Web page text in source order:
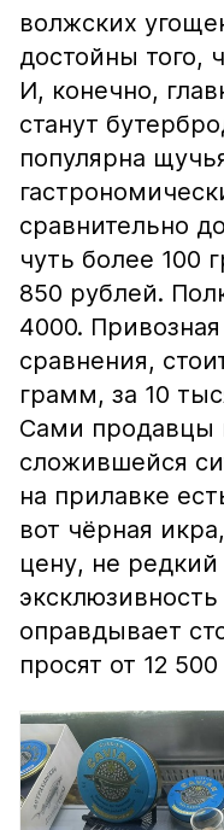
волжских
достойны того,
И, конечно,
станут
популярна
сравнительно
чуть более 100
850 рублей.
4000.
сравнения,
грамм, за 10
Сами продавцы
сложившейся
на прилавке
вот чёрная
цену, не редкий
оправдывает
просят от 12